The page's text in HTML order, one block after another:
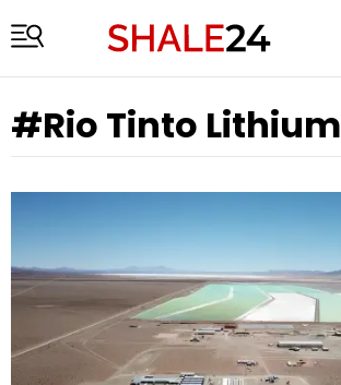
#Rio Tinto Lithium